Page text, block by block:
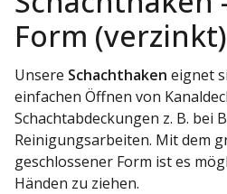
Form (verzinkt)
Unsere Schachthaken eignet
einfachen Öffnen von
Schachtabdeckungen z. B. bei
Reinigungsarbeiten. Mit dem
geschlossener Form ist es
Händen zu ziehen.